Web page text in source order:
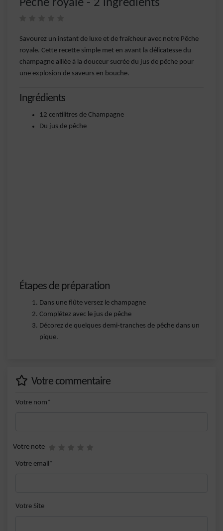
Pêche royale - 2 ingrédients
Savourez un instant de luxe et de fraîcheur avec notre Pêche
royale. Cette recette simple met en avant la délicatesse du
champagne alliée à la douceur sucrée du jus de pêche pour
une explosion de saveurs en bouche.
Ingrédients
12 centilitres de Champagne
Du jus de pêche
Étapes de préparation
Dans une flûte versez le champagne
Complétez avec le jus de pêche
Décorez de quelques demi-tranches de pêche dans un
pique.
Votre commentaire
Votre nom*
Votre note
Votre email*
Votre Site